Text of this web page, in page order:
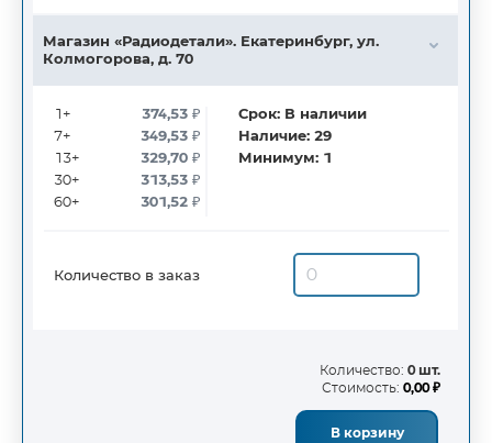
Магазин «Радиодетали». Екатеринбург, ул.
Колмогорова, д. 70
1+
7+
13+
30+
60+
374,53₽
349,53₽
329,70₽
313,53₽
301,52₽
Срок: В наличии
Наличие:29
Минимум: 1
Количество в заказ
Количество: 0 шт.
Стоимость: 0,00 ₽
В корзину